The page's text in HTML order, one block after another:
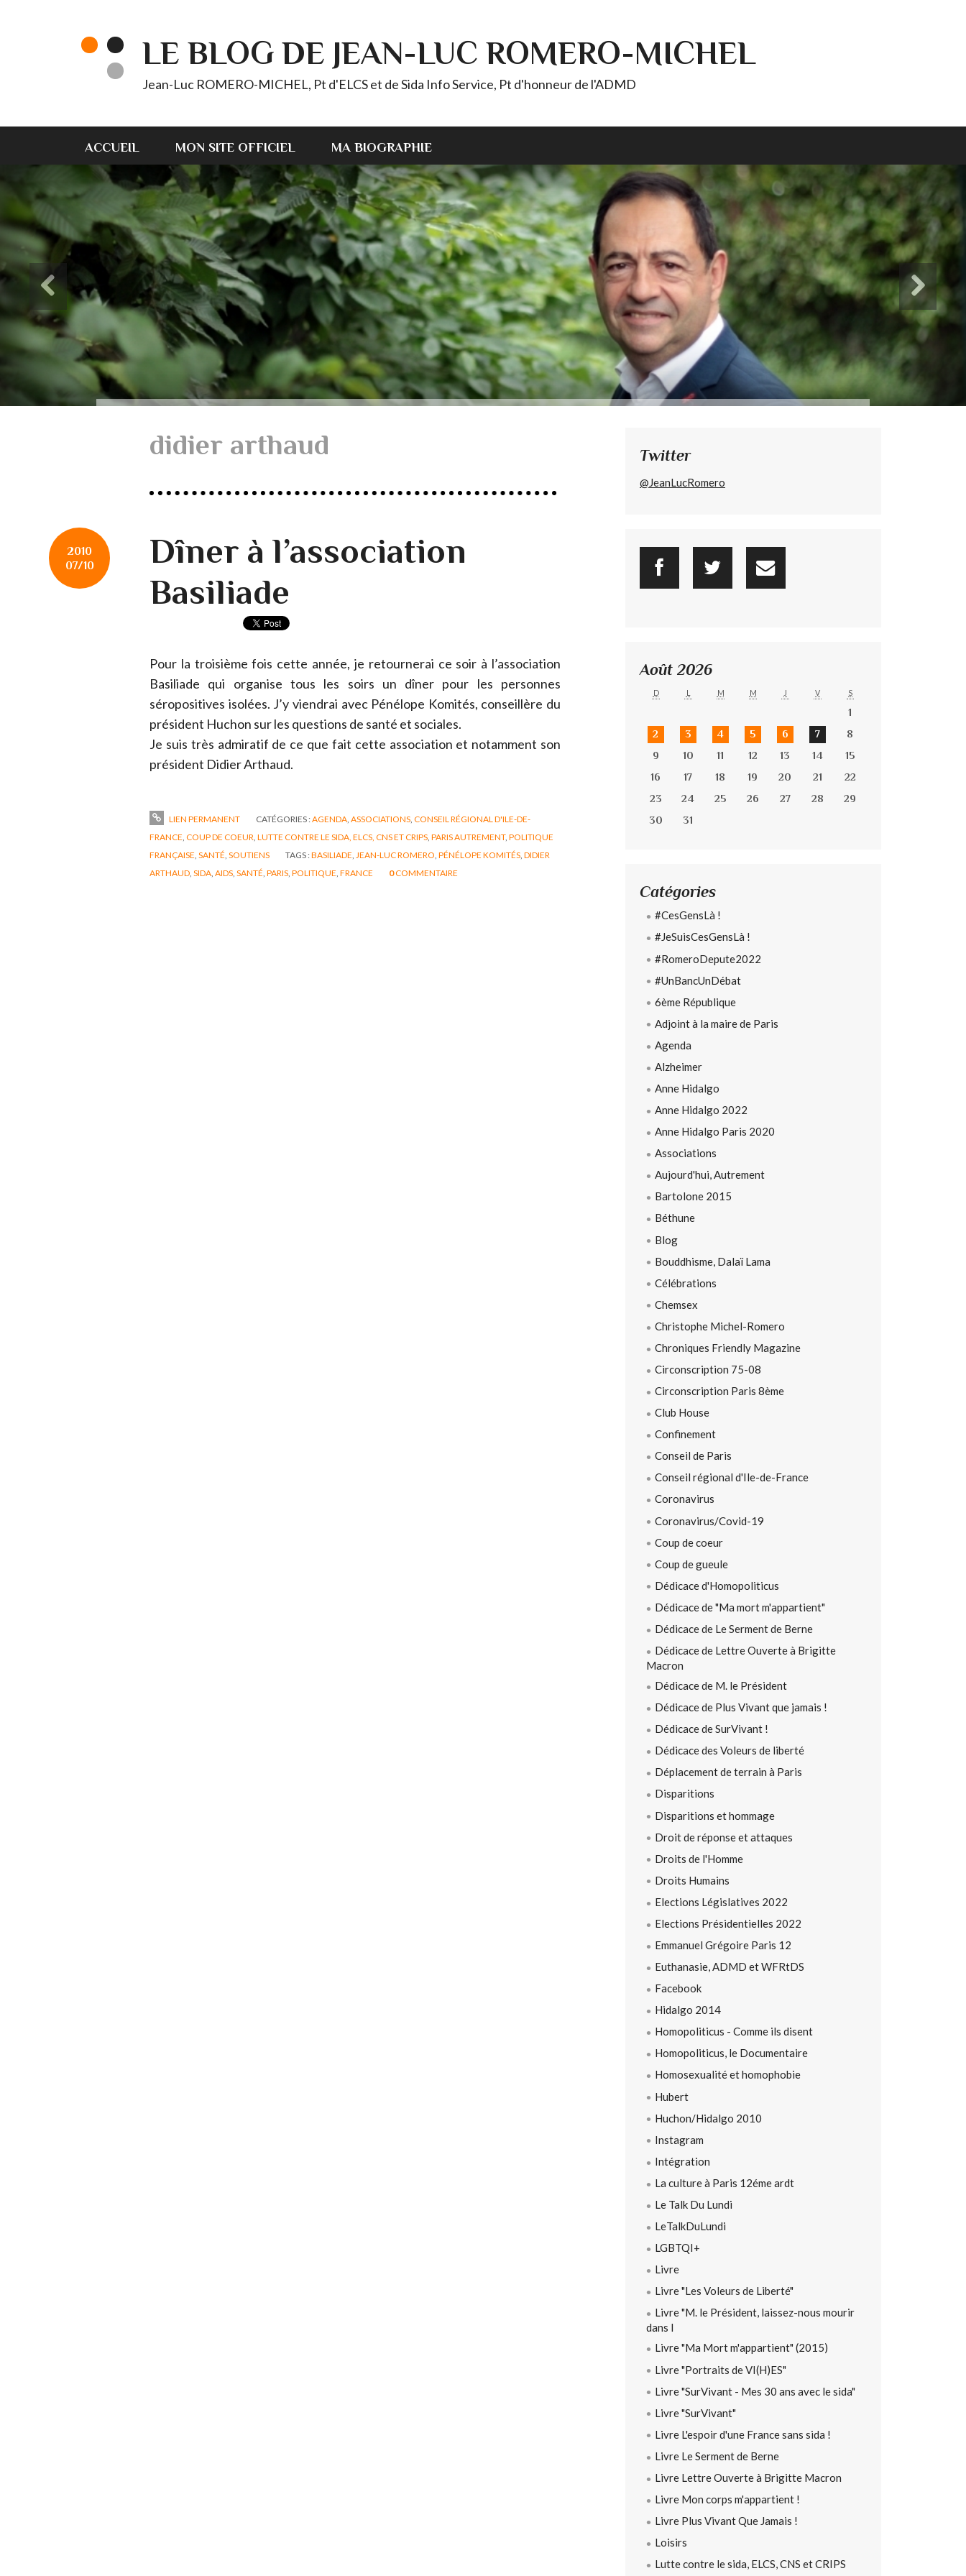
LE BLOG DE JEAN-LUC ROMERO-MICHEL
Jean-Luc ROMERO-MICHEL, Pt d'ELCS et de Sida Info Service, Pt d'honneur de l'ADMD
ACCUEIL MON SITE OFFICIEL MA BIOGRAPHIE
didier arthaud
2010
07/10
Dîner à l’association
Basiliade
Pour la troisième fois cette année, je retournerai ce soir à l’association
Basiliade qui organise tous les soirs un dîner pour les personnes
séropositives isolées. J’y viendrai avec Pénélope Komités, conseillère du
président Huchon sur les questions de santé et sociales.
Je suis très admiratif de ce que fait cette association et notamment son
président Didier Arthaud.
LIEN PERMANENT CATÉGORIES :AGENDA ASSOCIATIONS CONSEIL RÉGIONAL D'ILE-DE-
FRANCE COUP DE COEUR LUTTE CONTRE LE SIDA, ELCS, CNS ET CRIPS PARIS AUTREMENT, POLITIQUE
FRANÇAISE SANTÉ SOUTIENS TAGS :BASILIADE JEAN-LUC ROMERO PÉNÉLOPE KOMITÉS DIDIER
ARTHAUD SIDA AIDS SANTÉ PARIS POLITIQUE FRANCE 0COMMENTAIRE
Twitter
@JeanLucRomero
Août 2026
D L M M J V S
1
2
3 4 5 6 7
8
9
10 11 12 13 14
15
16
17 18 19 20 21
22
23
24 25 26 27 28
29
30
31
Catégories
#CesGensLà !
#JeSuisCesGensLà !
#RomeroDepute2022
#UnBancUnDébat
6ème République
Adjoint à la maire de Paris
Agenda
Alzheimer
Anne Hidalgo
Anne Hidalgo 2022
Anne Hidalgo Paris 2020
Associations
Aujourd'hui, Autrement
Bartolone 2015
Béthune
Blog
Bouddhisme, Dalaï Lama
Célébrations
Chemsex
Christophe Michel-Romero
Chroniques Friendly Magazine
Circonscription 75-08
Circonscription Paris 8ème
Club House
Confinement
Conseil de Paris
Conseil régional d'Ile-de-France
Coronavirus
Coronavirus/Covid-19
Coup de coeur
Coup de gueule
Dédicace d'Homopoliticus
Dédicace de "Ma mort m'appartient"
Dédicace de Le Serment de Berne
Dédicace de Lettre Ouverte à Brigitte
Macron
Dédicace de M. le Président
Dédicace de Plus Vivant que jamais !
Dédicace de SurVivant !
Dédicace des Voleurs de liberté
Déplacement de terrain à Paris
Disparitions
Disparitions et hommage
Droit de réponse et attaques
Droits de l'Homme
Droits Humains
Elections Législatives 2022
Elections Présidentielles 2022
Emmanuel Grégoire Paris 12
Euthanasie, ADMD et WFRtDS
Facebook
Hidalgo 2014
Homopoliticus - Comme ils disent
Homopoliticus, le Documentaire
Homosexualité et homophobie
Hubert
Huchon/Hidalgo 2010
Instagram
Intégration
La culture à Paris 12éme ardt
Le Talk Du Lundi
LeTalkDuLundi
LGBTQI+
Livre
Livre "Les Voleurs de Liberté"
Livre "M. le Président, laissez-nous mourir
dans l
Livre "Ma Mort m'appartient" (2015)
Livre "Portraits de VI(H)ES"
Livre "SurVivant - Mes 30 ans avec le sida"
Livre "SurVivant"
Livre L'espoir d'une France sans sida !
Livre Le Serment de Berne
Livre Lettre Ouverte à Brigitte Macron
Livre Mon corps m'appartient !
Livre Plus Vivant Que Jamais !
Loisirs
Lutte contre le sida, ELCS, CNS et CRIPS